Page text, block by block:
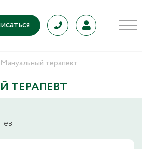
Мануальный терапевт
ТЕРАПЕВТ